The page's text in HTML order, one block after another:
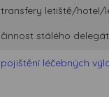
transfery letiště/hotel/
činnost stálého
pojištění léčebných